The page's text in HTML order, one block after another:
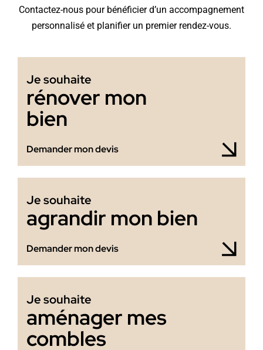
Contactez-nous pour bénéficier d’un accompagnement
personnalisé et planifier un premier rendez-vous.
Je souhaite
rénover mon
bien
Demander mon devis
Je souhaite
agrandir mon bien
Demander mon devis
Je souhaite
aménager mes
combles